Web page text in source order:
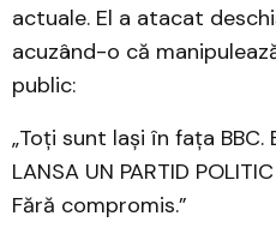
actuale. El a atacat
acuzând-o că
public:
„Toți sunt lași în fața BBC.
LANSA UN PARTID
Fără compromis.”